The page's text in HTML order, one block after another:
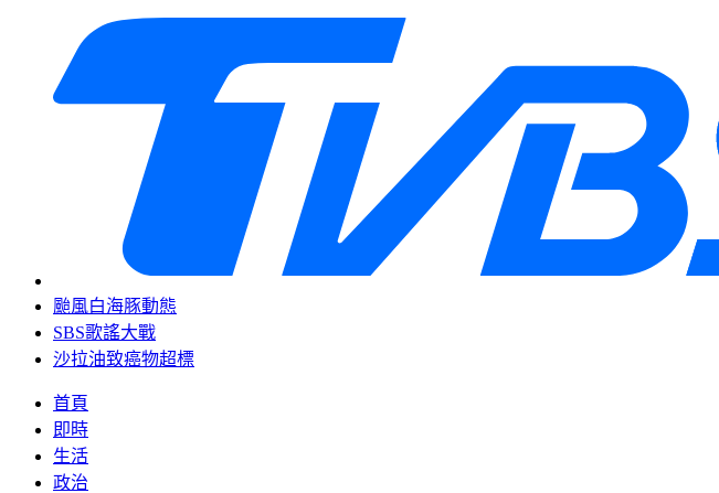
颱風白海豚動態
SBS歌謠大戰
沙拉油致癌物超標
首頁
即時
生活
政治